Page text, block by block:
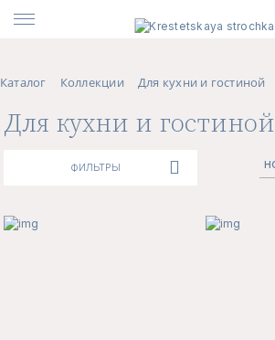
Каталог Коллекции Для кухни и гостиной
Для кухни и гостиной
ФИЛЬТРЫ